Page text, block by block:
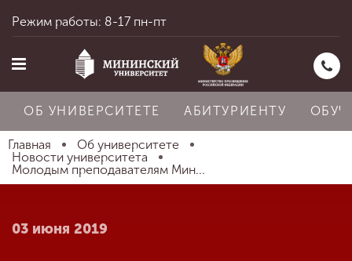
Главная
Режим работы: 8-17 пн-пт
ОБ УНИВЕРСИТЕТЕ АБИТУРИЕНТУ
Главная
Об университете
Новости университета
Молодым преподавателям Мин...
03 июня 2019